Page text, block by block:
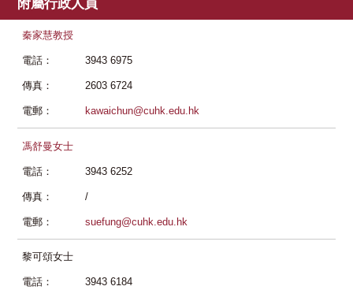
附屬行政人員
秦家慧教授
電話： 3943 6975
傳真： 2603 6724
電郵： kawaichun@cuhk.edu.hk
馮舒曼女士
電話： 3943 6252
傳真： /
電郵： suefung@cuhk.edu.hk
黎可頌女士
電話： 3943 6184